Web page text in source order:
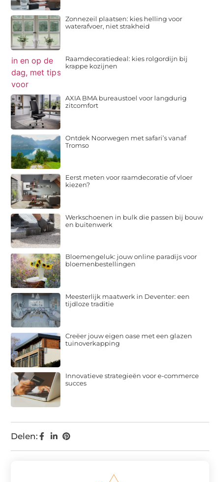
Delen:
Zonnezeil plaatsen: kies helling voor
waterafvoer, niet strakheid
Raamdecoratiedeal: kies rolgordijn bij
krappe kozijnen
AXIA BMA bureaustoel voor langdurig
zitcomfort
Ontdek Noorwegen met safari’s vanaf
Tromso
Eerst meten voor raamdecoratie of vloer
kiezen?
Werkschoenen in bulk die passen bij bouw
en buitenwerk
Bloemengeluk: jouw online paradijs voor
bloemenbestellingen
Meesterlijk maatwerk in Deventer: een
tijdloze traditie
Creëer jouw eigen oase met een glazen
tuinoverkapping
Innovatieve strategieën voor e-commerce
succes